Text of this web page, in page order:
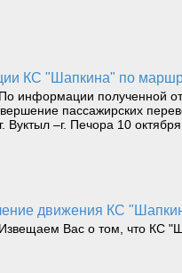
КС "Шапкина" по
информации полученной
пассажирских
Вуктыл –г. Печора 10
движения КС
Вас о том, что КС